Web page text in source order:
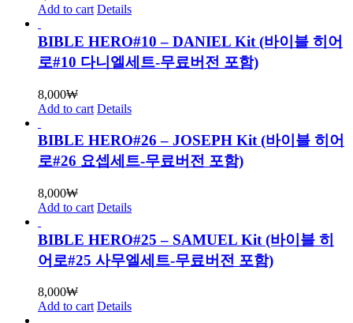
Add to cart Details
BIBLE HERO#10 – DANIEL Kit (바이블 히어
로#10 다니엘세트-무료버전 포함)
8,000₩
Add to cart Details
BIBLE HERO#26 – JOSEPH Kit (바이블 히어
로#26 요셉세트-무료버전 포함)
8,000₩
Add to cart Details
BIBLE HERO#25 – SAMUEL Kit (바이블 히
어로#25 사무엘세트-무료버전 포함)
8,000₩
Add to cart Details